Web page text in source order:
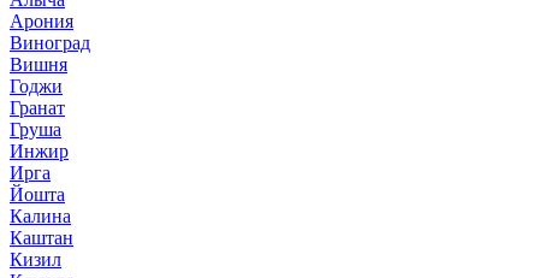
Арония
Виноград
Вишня
Годжи
Гранат
Груша
Инжир
Ирга
Йошта
Калина
Каштан
Кизил